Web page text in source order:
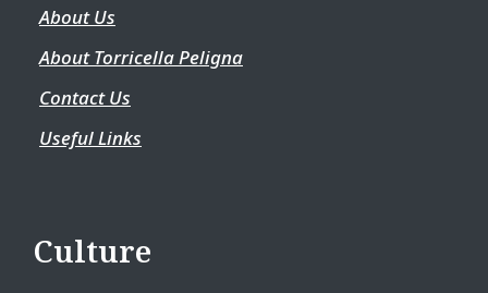
About Us
About Torricella Peligna
Contact Us
Useful Links
Culture